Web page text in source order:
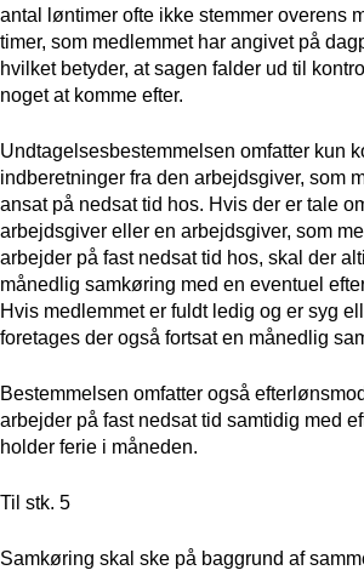
antal løntimer ofte ikke stemmer overens
timer, som medlemmet har angivet på
hvilket betyder, at sagen falder ud til
noget at komme efter.
Undtagelsesbestemmelsen omfatter kun
indberetninger fra den arbejdsgiver, som
ansat på nedsat tid hos. Hvis der er tale
arbejdsgiver eller en arbejdsgiver, som
arbejder på fast nedsat tid hos, skal der
månedlig samkøring med en eventuel
Hvis medlemmet er fuldt ledig og er syg
foretages der også fortsat en månedlig
Bestemmelsen omfatter også
arbejder på fast nedsat tid samtidig med
holder ferie i måneden.
Til stk. 5
Samkøring skal ske på baggrund af